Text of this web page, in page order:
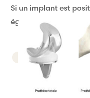
Si un implant est
également en